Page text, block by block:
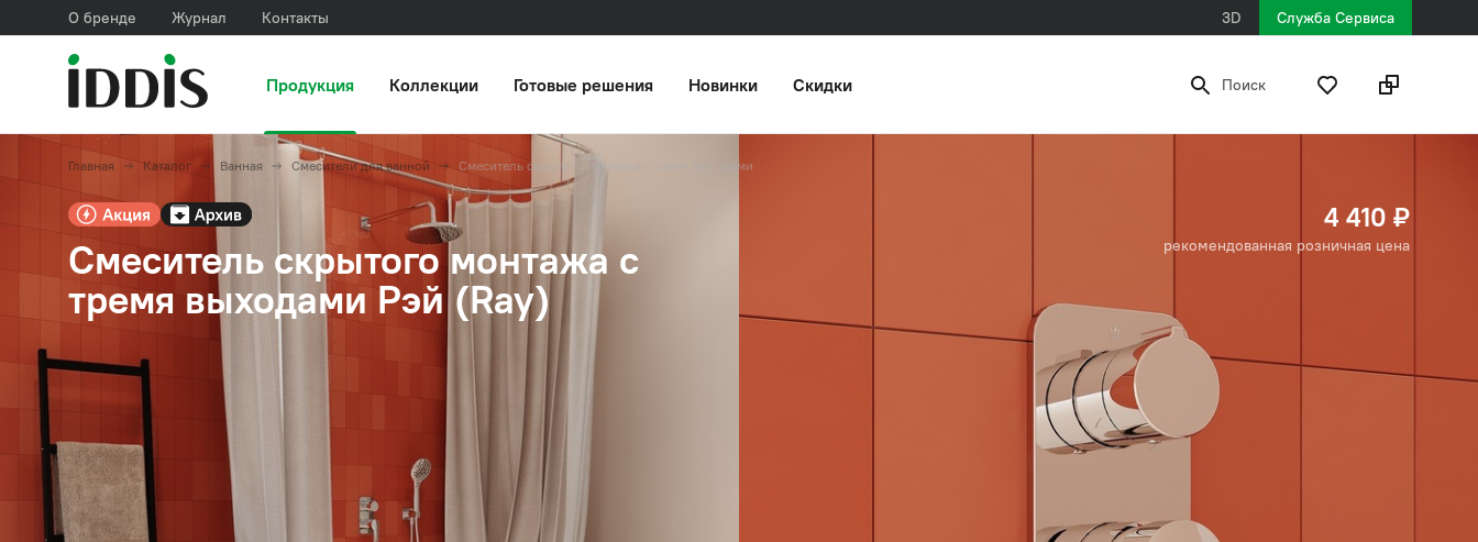
О бренде Журнал Контакты 3D Служба Сервиса
Продукция Коллекции Готовые решения Новинки Скидки Поиск
Главная Каталог Ванная Смесители для ванной Смеситель скрытого монтажа с тремя выходами
Смеситель скрытого монтажа с
тремя выходами Рэй (Ray)
4 410 ₽
рекомендованная розничная цена